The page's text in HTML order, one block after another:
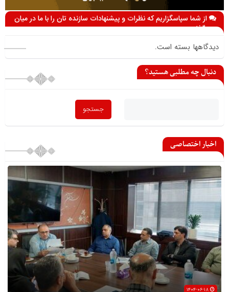
از شما سپاسگزاریم که نظرات و پیشنهادات سازنده تان را با ما در میان
می گذارید
دیدگاهها بسته است.
دنبال چه مطلبی هستید؟
اخبار اختصاصی